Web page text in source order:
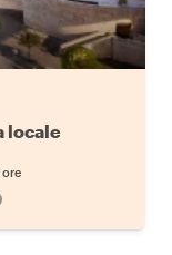
locale
ore